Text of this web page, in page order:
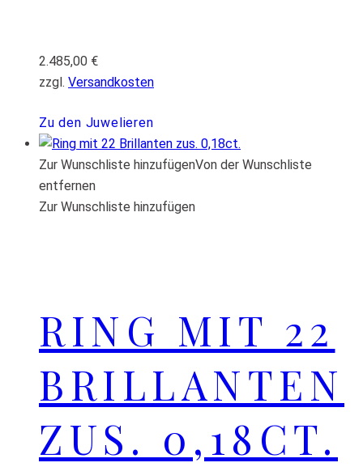
2.485,00 €
zzgl. Versandkosten
Zu den Juwelieren
Zur Wunschliste hinzufügenVon der Wunschliste
entfernen
Zur Wunschliste hinzufügen
RING MIT 22
BRILLANTEN
ZUS. 0,18CT.